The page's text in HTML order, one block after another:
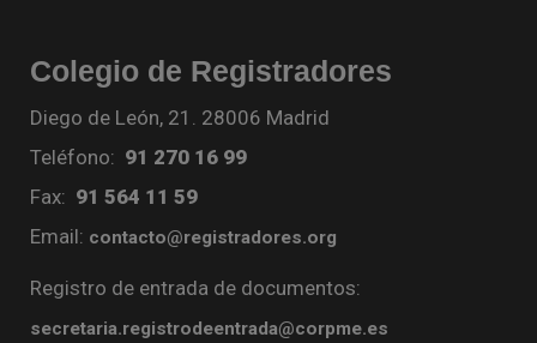
Colegio de Registradores
Diego de León, 21. 28006 Madrid
Teléfono: 91 270 16 99
Fax: 91 564 11 59
Email: contacto@registradores.org
Registro de entrada de documentos:
secretaria.registrodeentrada@corpme.es